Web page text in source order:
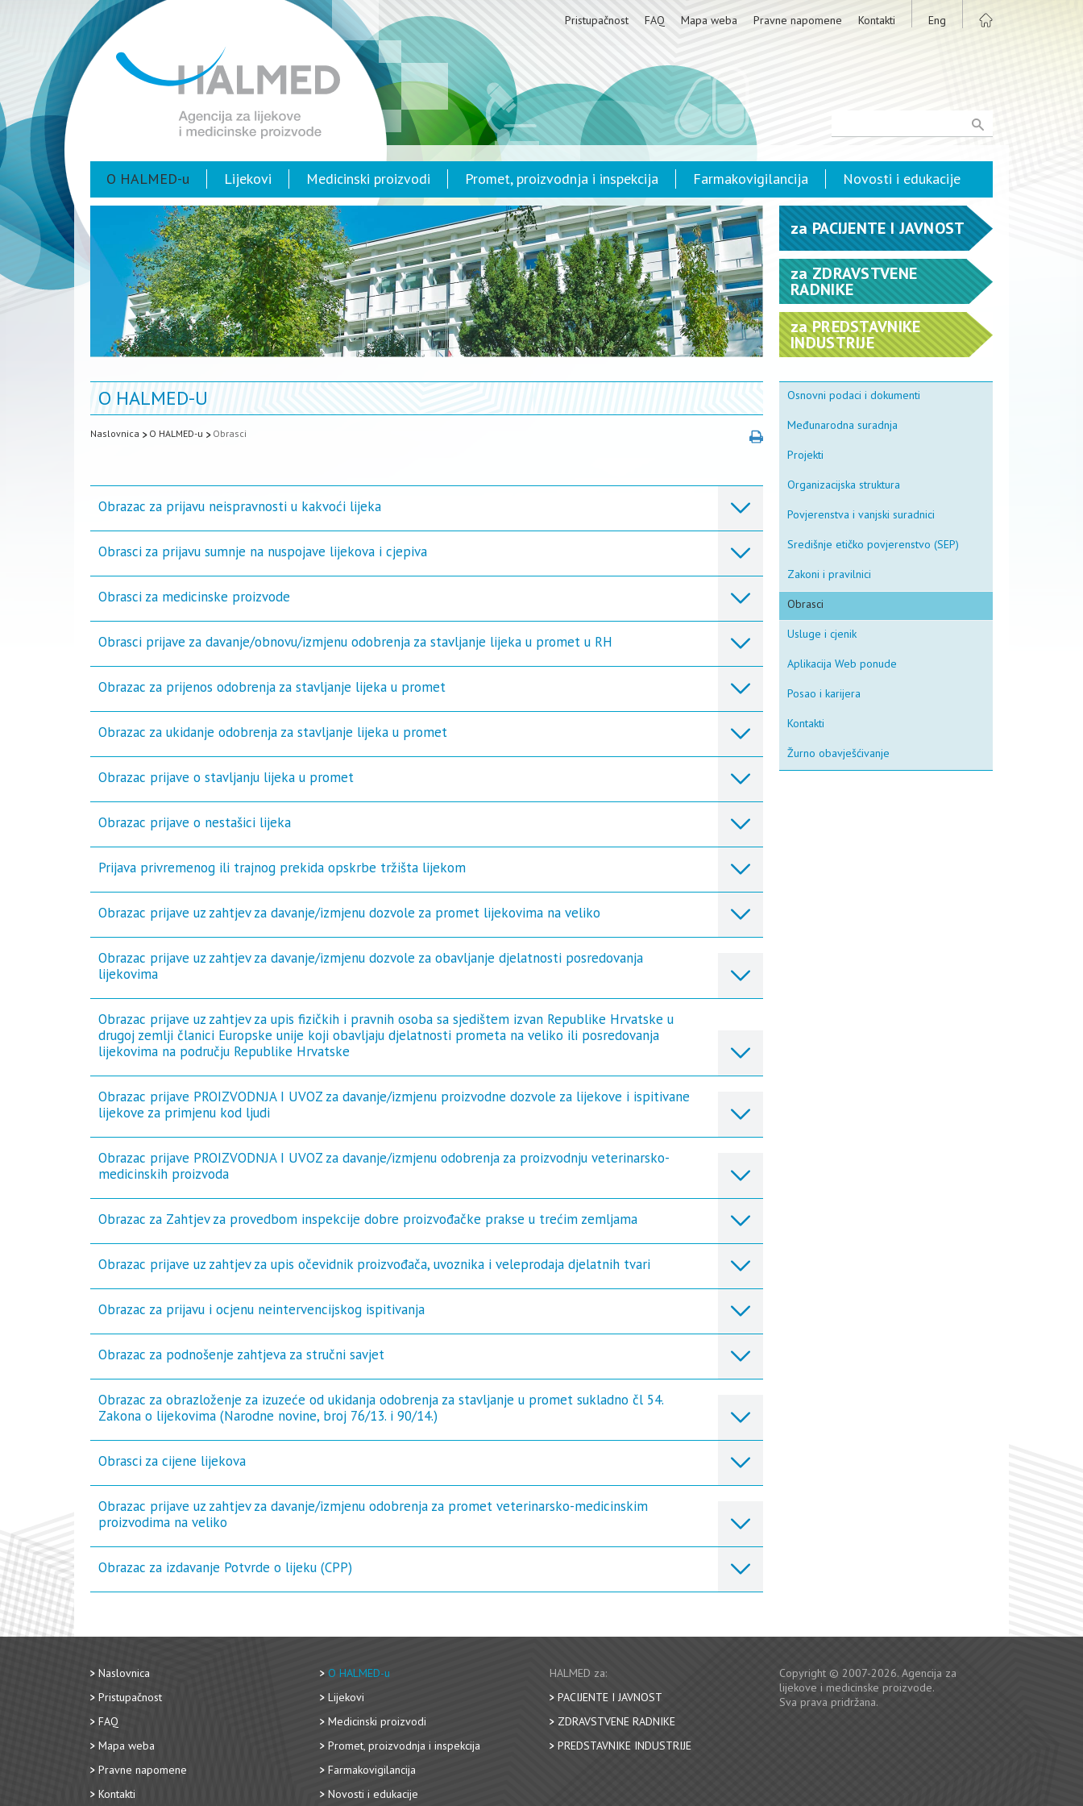
Pristupačnost FAQ Mapa weba Pravne napomene Kontakti Eng
O HALMED-u Lijekovi Medicinski proizvodi Promet, proizvodnja i inspekcija Farmakovigilancija Novosti i edukacije
O HALMED-U
Naslovnica O HALMED-u Obrasci
Obrazac za prijavu neispravnosti u kakvoći lijeka
Obrasci za prijavu sumnje na nuspojave lijekova i cjepiva
Obrasci za medicinske proizvode
Obrasci prijave za davanje/obnovu/izmjenu odobrenja za stavljanje lijeka u promet u RH
Obrazac za prijenos odobrenja za stavljanje lijeka u promet
Obrazac za ukidanje odobrenja za stavljanje lijeka u promet
Obrazac prijave o stavljanju lijeka u promet
Obrazac prijave o nestašici lijeka
Prijava privremenog ili trajnog prekida opskrbe tržišta lijekom
Obrazac prijave uz zahtjev za davanje/izmjenu dozvole za promet lijekovima na veliko
Obrazac prijave uz zahtjev za davanje/izmjenu dozvole za obavljanje djelatnosti posredovanja
lijekovima
Obrazac prijave uz zahtjev za upis fizičkih i pravnih osoba sa sjedištem izvan Republike Hrvatske u
drugoj zemlji članici Europske unije koji obavljaju djelatnosti prometa na veliko ili posredovanja
lijekovima na području Republike Hrvatske
Obrazac prijave PROIZVODNJA I UVOZ za davanje/izmjenu proizvodne dozvole za lijekove i ispitivane
lijekove za primjenu kod ljudi
Obrazac prijave PROIZVODNJA I UVOZ za davanje/izmjenu odobrenja za proizvodnju veterinarsko-
medicinskih proizvoda
Obrazac za Zahtjev za provedbom inspekcije dobre proizvođačke prakse u trećim zemljama
Obrazac prijave uz zahtjev za upis očevidnik proizvođača, uvoznika i veleprodaja djelatnih tvari
Obrazac za prijavu i ocjenu neintervencijskog ispitivanja
Obrazac za podnošenje zahtjeva za stručni savjet
Obrazac za obrazloženje za izuzeće od ukidanja odobrenja za stavljanje u promet sukladno čl 54.
Zakona o lijekovima (Narodne novine, broj 76/13. i 90/14.)
Obrasci za cijene lijekova
Obrazac prijave uz zahtjev za davanje/izmjenu odobrenja za promet veterinarsko-medicinskim
proizvodima na veliko
Obrazac za izdavanje Potvrde o lijeku (CPP)
za PACIJENTE I JAVNOST
za ZDRAVSTVENE
RADNIKE
zaPREDSTAVNIKE
INDUSTRIJE
Osnovni podaci i dokumenti
Međunarodna suradnja
Projekti
Organizacijska struktura
Povjerenstva i vanjski suradnici
Središnje etičko povjerenstvo (SEP)
Zakoni i pravilnici
Obrasci
Usluge i cjenik
Aplikacija Web ponude
Posao i karijera
Kontakti
Žurno obavješćivanje
Naslovnica
Pristupačnost
FAQ
Mapa weba
Pravne napomene
Kontakti
O HALMED-u
Lijekovi
Medicinski proizvodi
Promet, proizvodnja i inspekcija
Farmakovigilancija
Novosti i edukacije
HALMED za:
PACIJENTE I JAVNOST
ZDRAVSTVENE RADNIKE
PREDSTAVNIKE INDUSTRIJE
Copyright © 2007-2026. Agencija za
lijekove i medicinske proizvode.
Sva prava pridržana.